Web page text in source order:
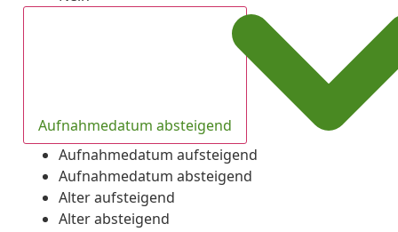
Aufnahmedatum absteigend
Aufnahmedatum aufsteigend
Aufnahmedatum absteigend
Alter aufsteigend
Alter absteigend